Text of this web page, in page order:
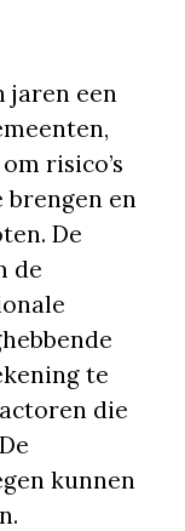
jaren een
risico’s
en
De
de
te
die
kunnen